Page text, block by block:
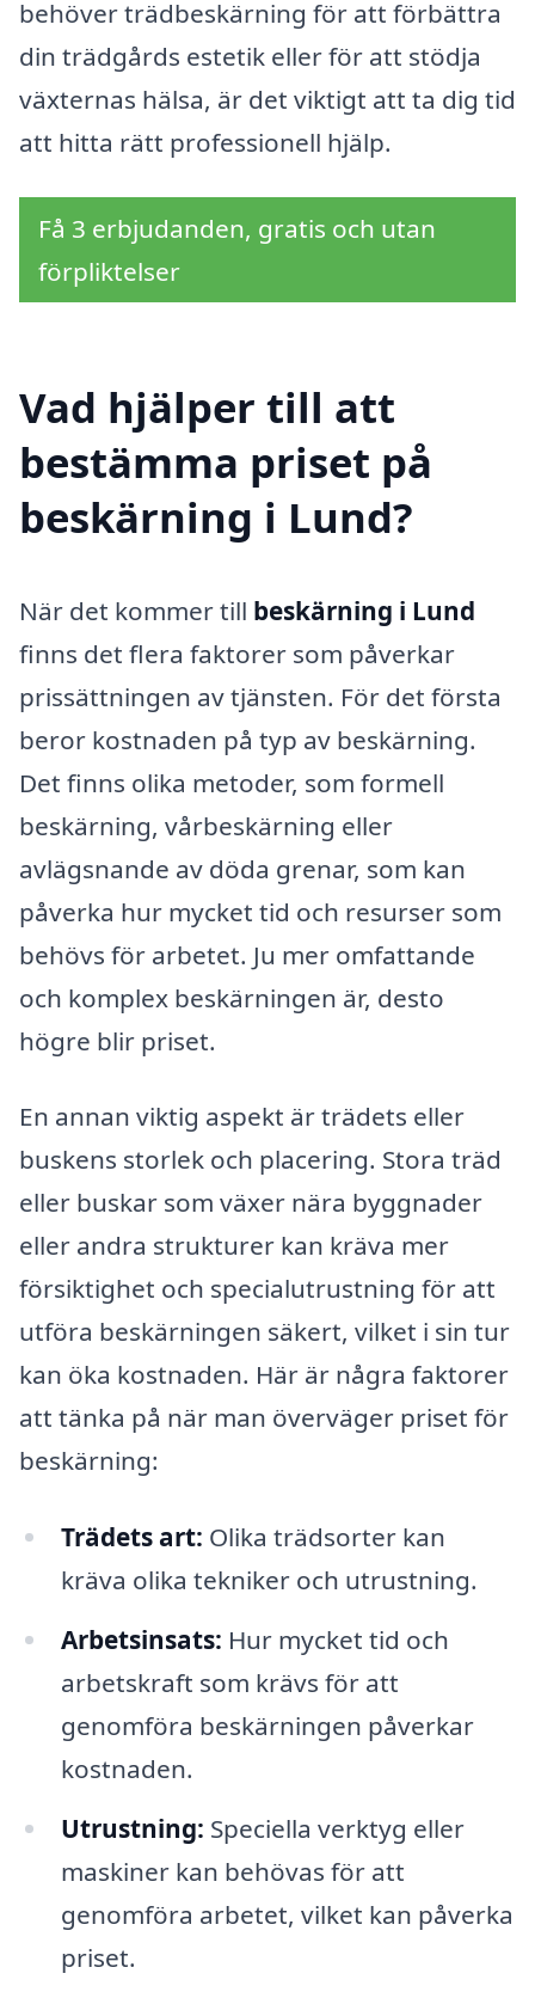
behöver trädbeskärning för att förbättra
din trädgårds estetik eller för att stödja
växternas hälsa, är det viktigt att ta dig tid
att hitta rätt professionell hjälp.
Få 3 erbjudanden, gratis och utan
förpliktelser
Vad hjälper till att
bestämma priset på
beskärning i Lund?
När det kommer till beskärning i Lund
finns det flera faktorer som påverkar
prissättningen av tjänsten. För det första
beror kostnaden på typ av beskärning.
Det finns olika metoder, som formell
beskärning, vårbeskärning eller
avlägsnande av döda grenar, som kan
påverka hur mycket tid och resurser som
behövs för arbetet. Ju mer omfattande
och komplex beskärningen är, desto
högre blir priset.
En annan viktig aspekt är trädets eller
buskens storlek och placering. Stora träd
eller buskar som växer nära byggnader
eller andra strukturer kan kräva mer
försiktighet och specialutrustning för att
utföra beskärningen säkert, vilket i sin tur
kan öka kostnaden. Här är några faktorer
att tänka på när man överväger priset för
beskärning:
Trädets art: Olika trädsorter kan
kräva olika tekniker och utrustning.
Arbetsinsats: Hur mycket tid och
arbetskraft som krävs för att
genomföra beskärningen påverkar
kostnaden.
Utrustning: Speciella verktyg eller
maskiner kan behövas för att
genomföra arbetet, vilket kan påverka
priset.